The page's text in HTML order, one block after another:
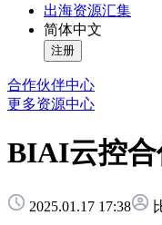
出海资源汇集
简体中文
注册
合作伙伴中心
更多资源中心
BIAI云控
2025.01.17 17:38